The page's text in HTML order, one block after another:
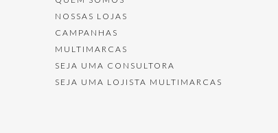
NOSSAS LOJAS
CAMPANHAS
MULTIMARCAS
SEJA UMA CONSULTORA
SEJA UMA LOJISTA MULTIMARCAS